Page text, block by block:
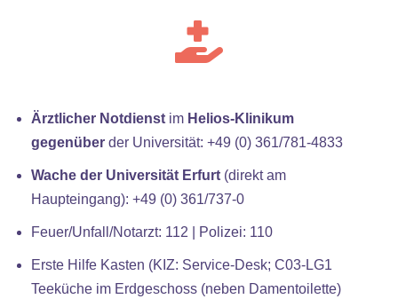
Ärztlicher Notdienst im Helios-Klinikum
gegenüber der Universität: +49 (0) 361/781-4833
Wache der Universität Erfurt (direkt am
Haupteingang): +49 (0) 361/737-0
Feuer/Unfall/Notarzt: 112 | Polizei: 110
Erste Hilfe Kasten (KIZ: Service-Desk; C03-LG1
Teeküche im Erdgeschoss (neben Damentoilette)